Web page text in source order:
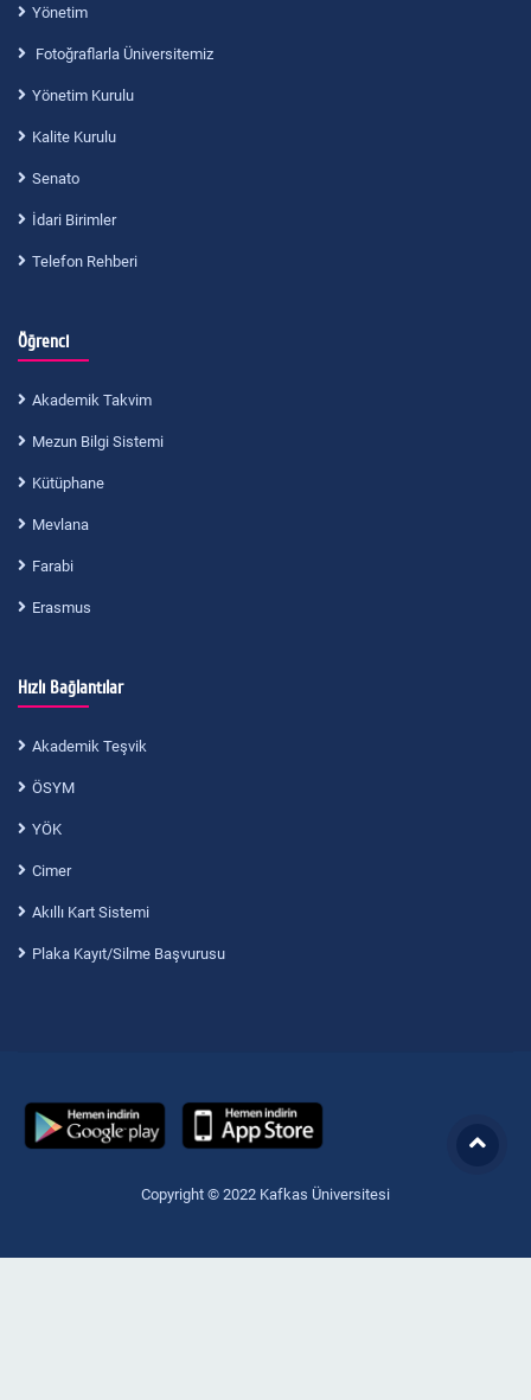
Yönetim
Fotoğraflarla Üniversitemiz
Yönetim Kurulu
Kalite Kurulu
Senato
İdari Birimler
Telefon Rehberi
Öğrenci
Akademik Takvim
Mezun Bilgi Sistemi
Kütüphane
Mevlana
Farabi
Erasmus
Hızlı Bağlantılar
Akademik Teşvik
ÖSYM
YÖK
Cimer
Akıllı Kart Sistemi
Plaka Kayıt/Silme Başvurusu
Copyright © 2022 Kafkas Üniversitesi